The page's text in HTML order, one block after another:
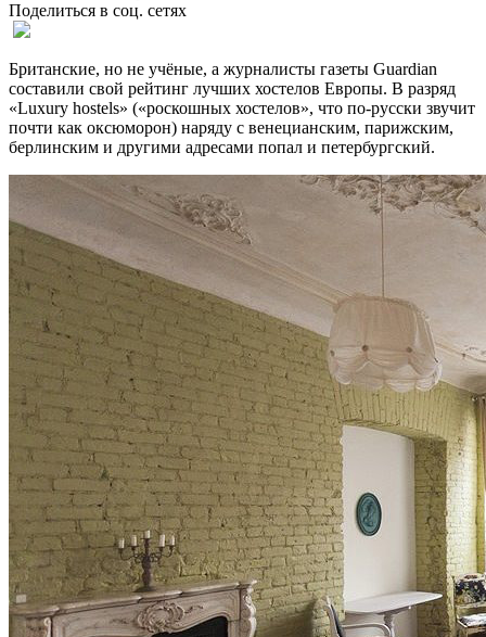
Поделиться в соц. сетях
Британские, но не учёные, а журналисты газеты Guardian
составили свой рейтинг лучших хостелов Европы. В разряд
«Luxury hostels» («роскошных хостелов», что по-русски звучит
почти как оксюморон) наряду с венецианским, парижским,
берлинским и другими адресами попал и петербургский.